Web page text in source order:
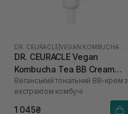
DR. CEURACLE |
DR. CEURACLE Vegan
Kombucha Tea BB Cream
Normal 30 мл
Веганський тональний ВВ-крем з
екстрактом комбучі
1 045₴